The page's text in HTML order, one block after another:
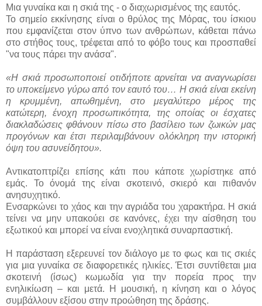
Μια γυναίκα και η σκιά της - ο διαχωρισμένος της εαυτός.
Το σημείο εκκίνησης είναι ο θρύλος της Μόρας, του ίσκιου
που εμφανίζεται στον ύπνο των ανθρώπων, κάθεται πάνω
στο στήθος τους, τρέφεται από το φόβο τους και προσπαθεί
"να τους πάρει την ανάσα".
«Η σκιά προσωποποιεί οτιδήποτε αρνείται να αναγνωρίσει
το υποκείμενο γύρω από τον εαυτό του… Η σκιά είναι εκείνη
η κρυμμένη, απωθημένη, στο μεγαλύτερο μέρος της
κατώτερη, ένοχη προσωπικότητα, της οποίας οι έσχατες
διακλαδώσεις φθάνουν πίσω στο βασίλειο των ζωικών μας
προγόνων και έτσι περιλαμβάνουν ολόκληρη την ιστορική
όψη του ασυνείδητου».
Αντικατοπτρίζει επίσης κάτι που κάποτε χωρίστηκε από
εμάς. Το όνομά της είναι σκοτεινό, σκιερό και πιθανόν
ανησυχητικό.
Ενσαρκώνει το χάος και την αγριάδα του χαρακτήρα. Η σκιά
τείνει να μην υπακούει σε κανόνες, έχει την αίσθηση του
εξωτικού και μπορεί να είναι ενοχλητικά συναρπαστική.
Η παράσταση εξερευνεί τον διάλογο με το φως και τις σκιές
για μια γυναίκα σε διαφορετικές ηλικίες. Έτσι συντίθεται μια
σκοτεινή (ίσως) κωμωδία για την πορεία προς την
ενηλικίωση – και μετά. Η μουσική, η κίνηση και ο λόγος
συμβάλλουν εξίσου στην προώθηση της δράσης.